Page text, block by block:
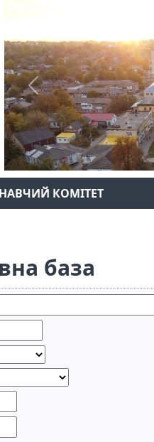
Previous
КОМІТЕТ
база